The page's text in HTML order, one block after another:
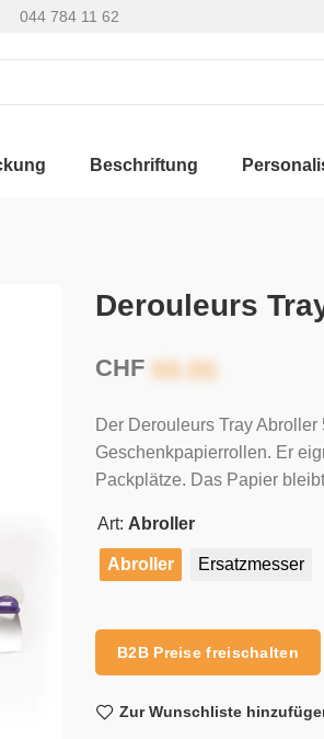
044 784 11 62
Beschriftung
Derouleurs
CHF
Der Derouleurs Tray
Geschenkpapierrollen. Er
Packplätze. Das Papier
Art: Abroller
Abroller Ersatzmesser
B2B Preise freischalten
Zur Wunschliste